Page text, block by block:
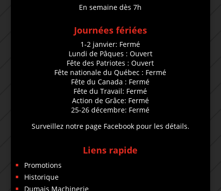
En semaine dès 7h
Journées fériées
1-2 janvier: Fermé
Lundi de Pâques : Ouvert
Fête des Patriotes : Ouvert
Fête nationale du Québec : Fermé
Fête du Canada : Fermé
Fête du Travail: Fermé
Action de Grâce: Fermé
25-26 décembre: Fermé
Surveillez notre page Facebook pour les détails.
Liens rapide
Promotions
Historique
Dumais Machinerie